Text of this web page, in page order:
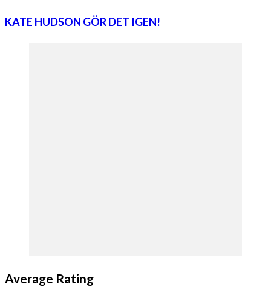
KATE HUDSON GÖR DET IGEN!
Average Rating